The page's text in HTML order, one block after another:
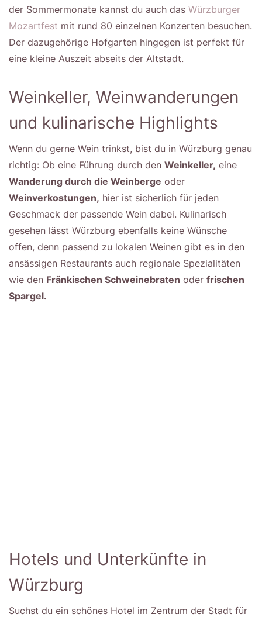
der Sommermonate kannst du auch das Würzburger
Mozartfest mit rund 80 einzelnen Konzerten besuchen.
Der dazugehörige Hofgarten hingegen ist perfekt für
eine kleine Auszeit abseits der Altstadt.
Weinkeller, Weinwanderungen
und kulinarische Highlights
Wenn du gerne Wein trinkst, bist du in Würzburg genau
richtig: Ob eine Führung durch den Weinkeller, eine
Wanderung durch die Weinberge oder
Weinverkostungen, hier ist sicherlich für jeden
Geschmack der passende Wein dabei. Kulinarisch
gesehen lässt Würzburg ebenfalls keine Wünsche
offen, denn passend zu lokalen Weinen gibt es in den
ansässigen Restaurants auch regionale Spezialitäten
wie den Fränkischen Schweinebraten oder frischen
Spargel.
Hotels und Unterkünfte in
Würzburg
Suchst du ein schönes Hotel im Zentrum der Stadt für